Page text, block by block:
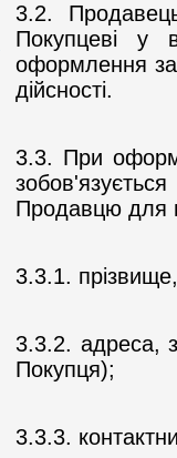
3.2.
Покупцеві у
оформлення
дійсності.
3.3. При
Продавцю для
3.3.1.
3.3.2. адреса,
Покупця);
3.3.3.